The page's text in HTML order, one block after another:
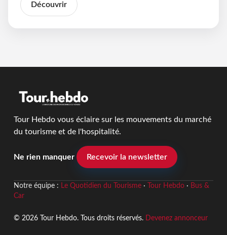
Découvrir
Tour Hebdo vous éclaire sur les mouvements du marché
du tourisme et de l'hospitalité.
Ne rien manquer Recevoir la newsletter
Notre équipe : Le Quotidien du Tourisme· Tour Hebdo· Bus &
Car
© 2026 Tour Hebdo. Tous droits réservés. Devenez annonceur